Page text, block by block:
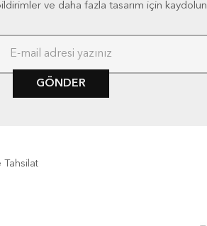
ve daha fazla tasarım için kaydolun
GÖNDER
Tahsilat